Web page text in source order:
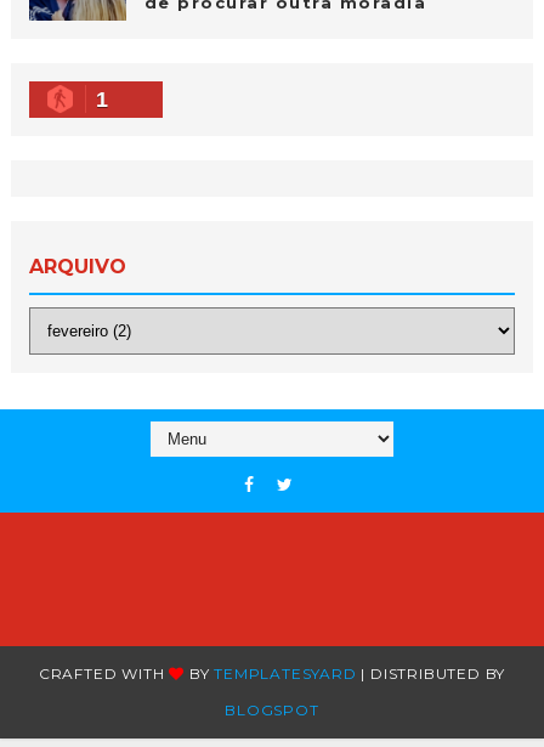
1
ARQUIVO
CRAFTED WITH BYTEMPLATESYARD | DISTRIBUTED BY
BLOGSPOT